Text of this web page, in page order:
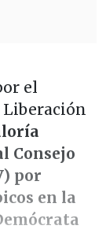
el
Consejo
por
en la